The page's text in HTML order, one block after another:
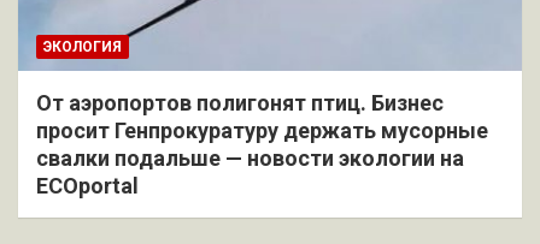
ЭКОЛОГИЯ
От аэропортов полигонят птиц. Бизнес
просит Генпрокуратуру держать мусорные
свалки подальше — новости экологии на
ECOportal